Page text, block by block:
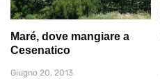
Maré, dove mangiare a
Cesenatico
Giugno 20, 2013